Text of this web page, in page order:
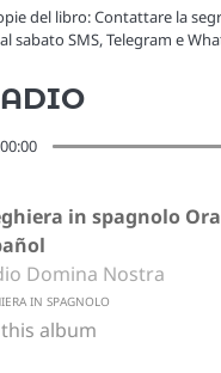
del libro: Contattare la
sabato SMS, Telegram e
in spagnolo
Domina Nostra
IN SPAGNOLO
album